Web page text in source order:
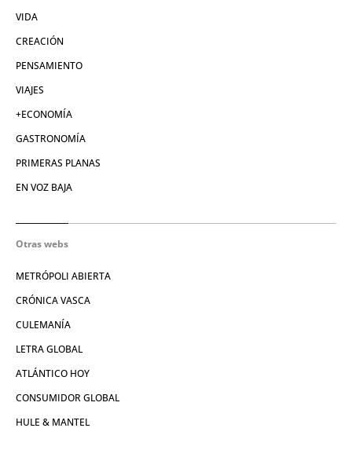
VIDA
CREACIÓN
PENSAMIENTO
VIAJES
+ECONOMÍA
GASTRONOMÍA
PRIMERAS PLANAS
EN VOZ BAJA
Otras webs
METRÓPOLI ABIERTA
CRÓNICA VASCA
CULEMANÍA
LETRA GLOBAL
ATLÁNTICO HOY
CONSUMIDOR GLOBAL
HULE & MANTEL